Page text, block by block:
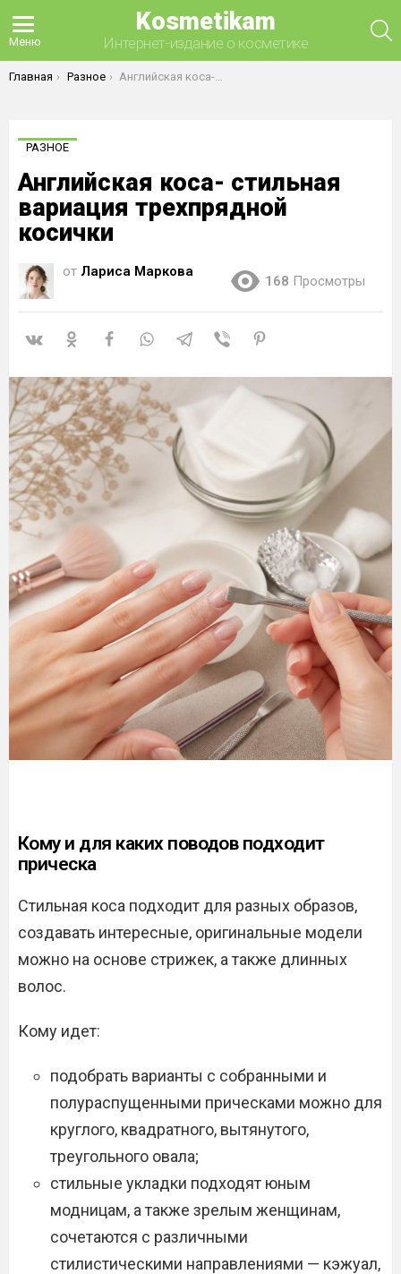
Меню
Kosmetikam
Интернет-издание о косметике
Вы здесь:
Главная Разное Английская коса- стильная вариация трехпрядной косички
РАЗНОЕ
Английская коса- стильная
вариация трехпрядной
косички
от Лариса Маркова
168 Просмотры
Кому и для каких поводов подходит
прическа
Стильная коса подходит для разных образов,
создавать интересные, оригинальные модели
можно на основе стрижек, а также длинных
волос.
Кому идет:
подобрать варианты с собранными и
полураспущенными прическами можно для
круглого, квадратного, вытянутого,
треугольного овала;
стильные укладки подходят юным
модницам, а также зрелым женщинам,
сочетаются с различными
стилистическими направлениями — кэжуал,